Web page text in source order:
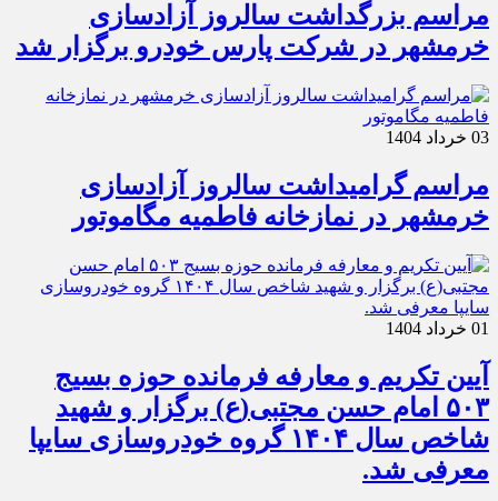
مراسم بزرگداشت سالروز آزادسازی
خرمشهر در شرکت پارس خودرو برگزار شد
03 خرداد 1404
مراسم گرامیداشت سالروز آزادسازی
خرمشهر در نمازخانه فاطمیه مگاموتور
01 خرداد 1404
آیین تکریم و معارفه فرمانده حوزه بسیج
۵۰۳ امام حسن مجتبی(ع) برگزار و شهید
شاخص سال ۱۴۰۴ گروه خودروسازی سایپا
معرفی شد.